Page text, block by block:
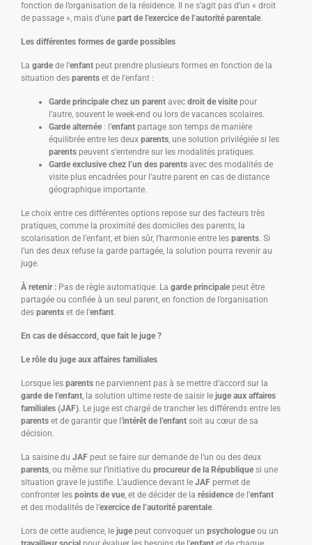
fonction de l’organisation de la résidence. Il ne s’agit pas d’un « droit
de passage », mais d’une part de l’exercice de l’autorité parentale.
Les différentes formes de garde possibles
La garde de l’enfant peut prendre plusieurs formes en fonction de la
situation des parents et de l’enfant :
Garde principale chez un parent avec droit de visite pour
l’autre, souvent le week-end ou lors de vacances scolaires.
Garde alternée : l’enfant partage son temps de manière
équilibrée entre les deux parents, une solution privilégiée si les
parents peuvent s’entendre sur les modalités pratiques.
Garde exclusive chez l’un des parents avec des modalités de
visite plus encadrées pour l’autre parent en cas de distance
géographique importante.
Le choix entre ces différentes options repose sur des facteurs très
pratiques, comme la proximité des domiciles des parents, la
scolarisation de l’enfant, et bien sûr, l’harmonie entre les parents. Si
l’un des deux refuse la garde partagée, la solution pourra revenir au
juge.
À retenir : Pas de règle automatique. La garde principale peut être
partagée ou confiée à un seul parent, en fonction de l’organisation
des parents et de l’enfant.
En cas de désaccord, que fait le juge ?
Le rôle du juge aux affaires familiales
Lorsque les parents ne parviennent pas à se mettre d’accord sur la
garde de l’enfant, la solution ultime reste de saisir le juge aux affaires
familiales (JAF). Le juge est chargé de trancher les différends entre les
parents et de garantir que l’intérêt de l’enfant soit au cœur de sa
décision.
La saisine du JAF peut se faire sur demande de l’un ou des deux
parents, ou même sur l’initiative du procureur de la République si une
situation grave le justifie. L’audience devant le JAF permet de
confronter les points de vue, et de décider de la résidence de l’enfant
et des modalités de l’exercice de l’autorité parentale.
Lors de cette audience, le juge peut convoquer un psychologue ou un